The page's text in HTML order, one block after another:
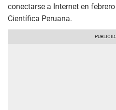
conectarse a Internet en
Científica Peruana.